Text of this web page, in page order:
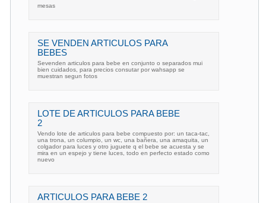
mesas
SE VENDEN ARTICULOS PARA
BEBES
Sevenden articulos para bebe en conjunto o separados mui
bien cuidados, para precios consutar por wahsapp se
muestran segun fotos
LOTE DE ARTICULOS PARA BEBE
2
Vendo lote de articulos para bebe compuesto por: un taca-tac,
una trona, un columpio, un wc, una bañera, una amaquita, un
colgador para luces y otro juguete q el bebe se acuesta y se
mira en un espejo y tiene luces, todo en perfecto estado como
nuevo
ARTICULOS PARA BEBE 2